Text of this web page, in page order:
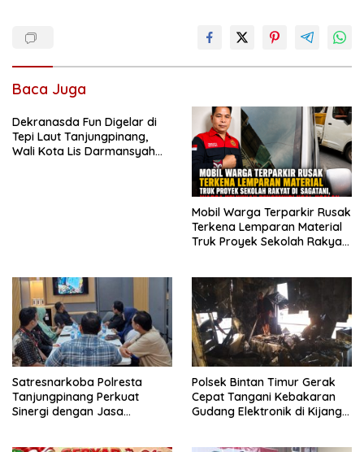
Baca Juga
Dekranasda Fun Digelar di
Tepi Laut Tanjungpinang,
Wali Kota Lis Darmansyah
Mobil Warga Terparkir Rusak
Terkena Lemparan Material
Truk Proyek Sekolah Rakyat
Satresnarkoba Polresta
Tanjungpinang Perkuat
Sinergi dengan Jasa
Polsek Bintan Timur Gerak
Cepat Tangani Kebakaran
Gudang Elektronik di Kijang